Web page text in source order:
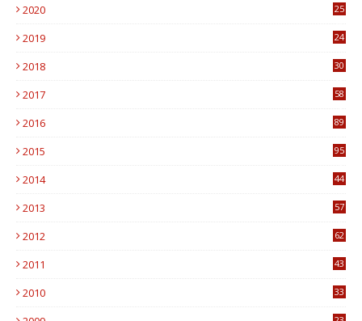
2020
25
2019
24
2018
30
2017
58
2016
89
2015
95
2014
44
2013
57
2012
62
2011
43
2010
33